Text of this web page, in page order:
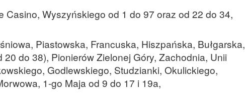
Casino, Wyszyńskiego od 1 do 97 oraz od 22 do 34,
Piastowska, Francuska, Hiszpańska, Bułgarska,
do 38), Pionierów Zielonej Góry, Zachodnia, Unii
Godlewskiego, Studzianki, Okulickiego,
1-go Maja od 9 do 17 i 19a,